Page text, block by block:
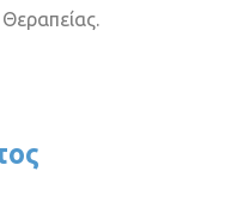
Θεραπείας.